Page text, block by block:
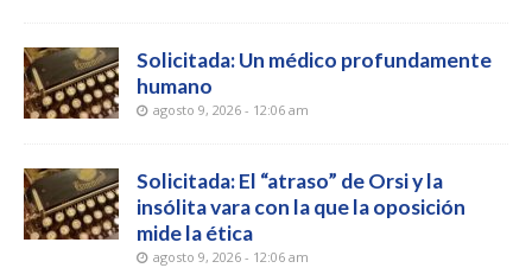
Solicitada: Un médico profundamente
humano
agosto 9, 2026 - 12:06 am
Solicitada: El “atraso” de Orsi y la
insólita vara con la que la oposición
mide la ética
agosto 9, 2026 - 12:06 am